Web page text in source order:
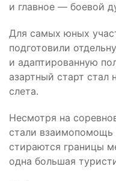
и главное — боевой
Для самых юных
подготовили
и адаптированную
азартный старт
слета.
Несмотря на
стали
стираются границы
одна большая